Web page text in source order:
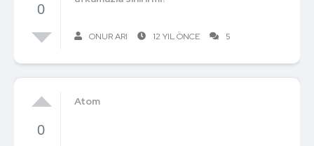
0
ONUR ARI 12 YIL ÖNCE 5
0
Atom